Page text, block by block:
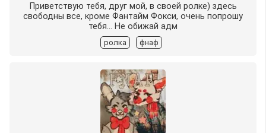
Приветствую тебя, друг мой, в своей ролке) здесь
свободны все, кроме Фантайм Фокси, очень попрошу
тебя... Не обижай адм
ролка фнаф